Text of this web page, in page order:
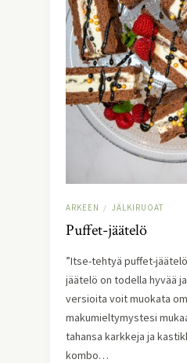
ARKEEN / JÄLKIRUOAT
Puffet-jäätelö
”Itse-tehtyä puffet-
jäätelö on todella hyvää
versioita voit muokata
makumieltymystesi
tahansa karkkeja ja
kombo…